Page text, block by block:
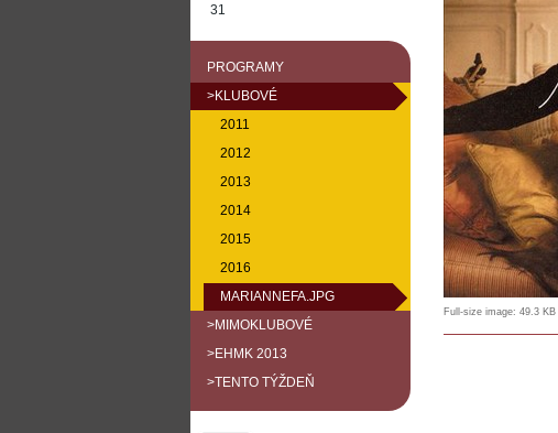
Full-size image: 49.3 KB
31
PROGRAMY
>KLUBOVÉ
2011
2012
2013
2014
2015
2016
MARIANNEFA.JPG
>MIMOKLUBOVÉ
>EHMK 2013
>TENTO TÝŽDEŇ